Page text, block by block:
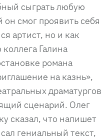
сыграть любую
он смог проявить себя
артист, но и как
Галина
романа
на казнь»,
драматургов
сценарий. Олег
сказал, что напишет
гениальный текст,